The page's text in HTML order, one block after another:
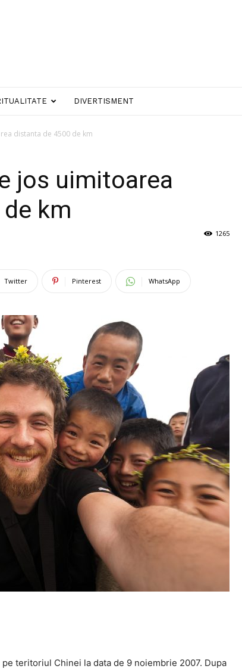
DIVERTISMENT
distanta de 4500 de km
jos uimitoarea
km
1265
Twitter Pinterest WhatsApp
teritoriul Chinei la data de 9 noiembrie 2007. Dupa